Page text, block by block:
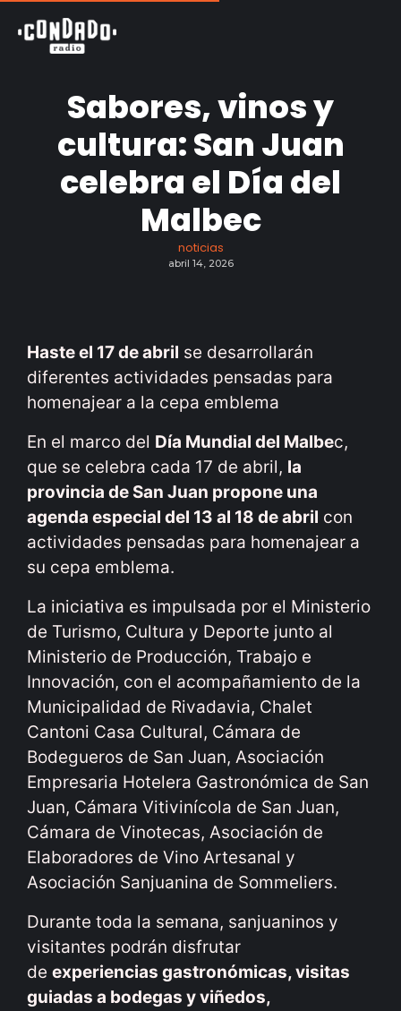
Sabores, vinos y
cultura: San Juan
celebra el Día del
Malbec
noticias
abril 14, 2026
Haste el 17 de abril se desarrollarán
diferentes actividades pensadas para
homenajear a la cepa emblema
En el marco del Día Mundial del Malbec,
que se celebra cada 17 de abril, la
provincia de San Juan propone una
agenda especial del 13 al 18 de abril con
actividades pensadas para homenajear a
su cepa emblema.
La iniciativa es impulsada por el Ministerio
de Turismo, Cultura y Deporte junto al
Ministerio de Producción, Trabajo e
Innovación, con el acompañamiento de la
Municipalidad de Rivadavia, Chalet
Cantoni Casa Cultural, Cámara de
Bodegueros de San Juan, Asociación
Empresaria Hotelera Gastronómica de San
Juan, Cámara Vitivinícola de San Juan,
Cámara de Vinotecas, Asociación de
Elaboradores de Vino Artesanal y
Asociación Sanjuanina de Sommeliers.
Durante toda la semana, sanjuaninos y
visitantes podrán disfrutar
de experiencias gastronómicas, visitas
guiadas a bodegas y viñedos,